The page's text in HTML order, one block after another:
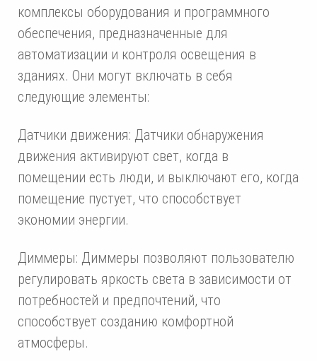
комплексы оборудования и программного
обеспечения, предназначенные для
автоматизации и контроля освещения в
зданиях. Они могут включать в себя
следующие элементы:
Датчики движения: Датчики обнаружения
движения активируют свет, когда в
помещении есть люди, и выключают его, когда
помещение пустует, что способствует
экономии энергии.
Диммеры: Диммеры позволяют пользователю
регулировать яркость света в зависимости от
потребностей и предпочтений, что
способствует созданию комфортной
атмосферы.